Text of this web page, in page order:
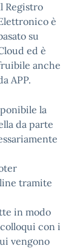
Registro
è
su
ed è
anche
APP.
la
da parte
tramite
in modo
con i
vengono